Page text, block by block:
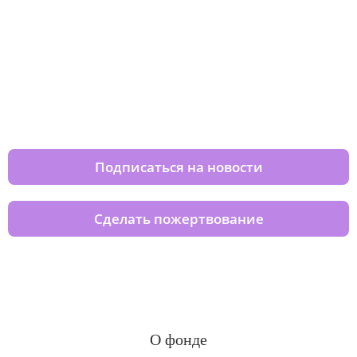
Подписаться на новости
Сделать пожертвование
О фонде